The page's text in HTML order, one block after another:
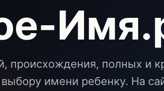
происхождения, полных и
имени ребенку. На